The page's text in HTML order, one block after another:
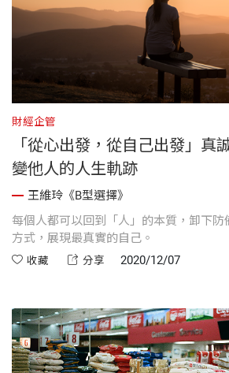
財經企管
「從心出發，從自己出發」真
變他人的人生軌跡
王維玲《B型選擇》
每個人都可以回到「人」的本質，卸下
方式，展現最真實的自己。
收藏 分享 2020/12/07